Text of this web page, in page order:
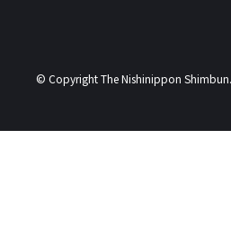
© Copyright The Nishinippon